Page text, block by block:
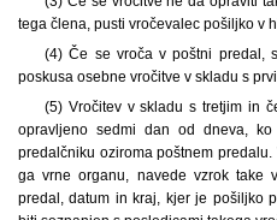
tega člena, pusti vročevalec pošiljko v
(4) Če se vroča v poštni predal,
poskusa osebne vročitve v skladu s
(5) Vročitev v skladu s tretjim in
opravljeno sedmi dan od dneva,
predalčniku oziroma poštnem
ga vrne organu, navede vzrok take
predal, datum in kraj, kjer je pošiljko